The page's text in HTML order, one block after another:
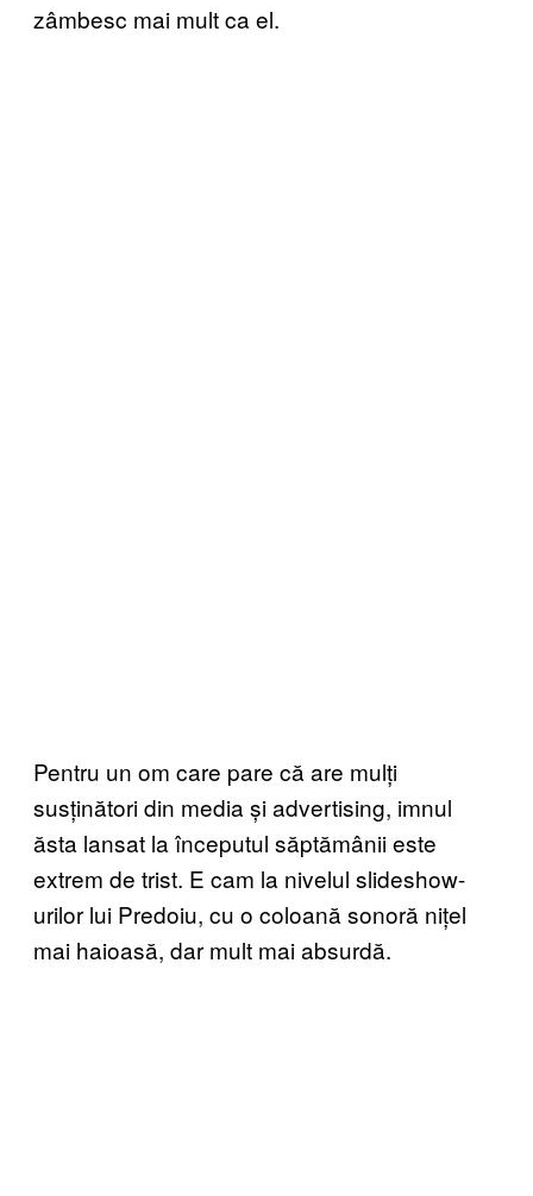
zâmbesc mai mult ca el.
Pentru un om care pare că are mulți
susținători din media și advertising, imnul
ăsta lansat la începutul săptămânii este
extrem de trist. E cam la nivelul slideshow-
urilor lui Predoiu, cu o coloană sonoră nițel
mai haioasă, dar mult mai absurdă.